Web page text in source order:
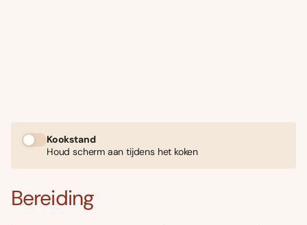
Kookstand
Houd scherm aan tijdens het koken
Bereiding